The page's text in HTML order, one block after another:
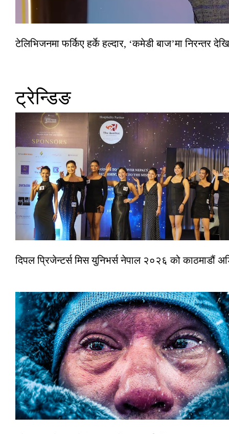
टेलिभिजनमा फर्किए हर्के हल्दार, ‘कमेडी बाज’मा निरन्तर
ट्रेन्डिङ
दिपल प्रिजेन्टर्स मिस युनिभर्स नेपाल २०२६ को काठमाडौं